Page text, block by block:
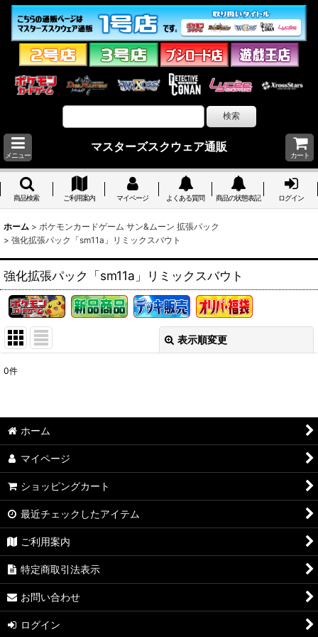
メニュー
マスターズスクウェア通販
カート
商品検索 ご利用案内 マイページ よくある質問 商品の状態表記 ログイン
ホーム > ポケモンカードゲーム サン&ムーン 拡張パック
> 強化拡張パック「sm11a」リミックスバウト
強化拡張パック「sm11a」リミックスバウト
表示順変更
並び順:
0件
ホーム
マイページ
ショッピングカート
最近チェックしたアイテム
ご利用案内
特定商取引法表示
お問い合わせ
ログイン